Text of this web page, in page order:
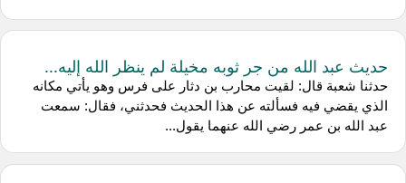
حديث عبد الله من جر ثوبه مخيلة لم ينظر الله إليه...
حدثنا ‌شعبة قال: لقيت ‌محارب بن دثار على فرس وهو يأتي مكانه
الذي يقضي فيه فسألته عن هذا الحديث فحدثني، فقال: سمعت
‌عبد الله بن عمر رضي الله عنهما يقول...